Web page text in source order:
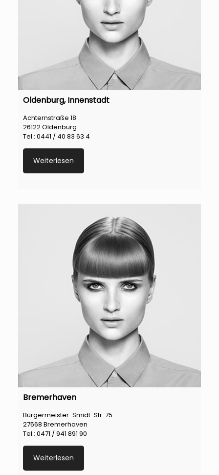
Oldenburg, Innenstadt
Achternstraße 18
26122 Oldenburg
Tel.: 0441 / 40 83 63 4
Weiterlesen
Bremerhaven
Bürgermeister-Smidt-Str. 75
27568 Bremerhaven
Tel.: 0471 / 941 891 90
Weiterlesen